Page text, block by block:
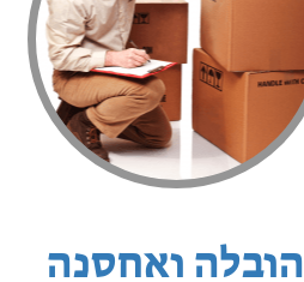
הובלה ואחסנה